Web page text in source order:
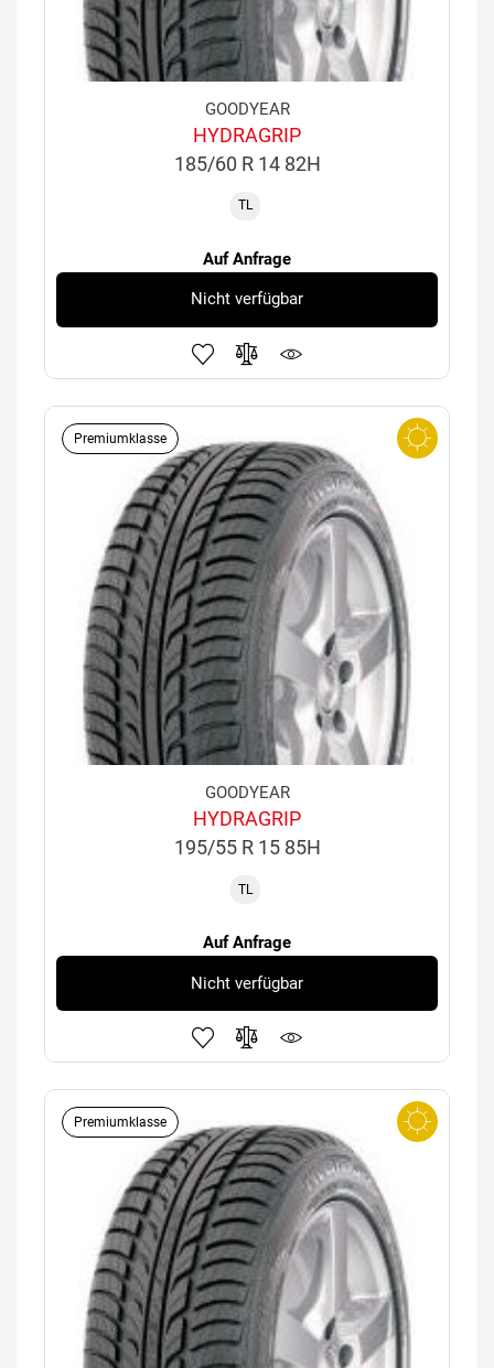
GOODYEAR
HYDRAGRIP
185/60 R 14 82H
TL
Auf Anfrage
Nicht verfügbar
Premiumklasse
GOODYEAR
HYDRAGRIP
195/55 R 15 85H
TL
Auf Anfrage
Nicht verfügbar
Premiumklasse